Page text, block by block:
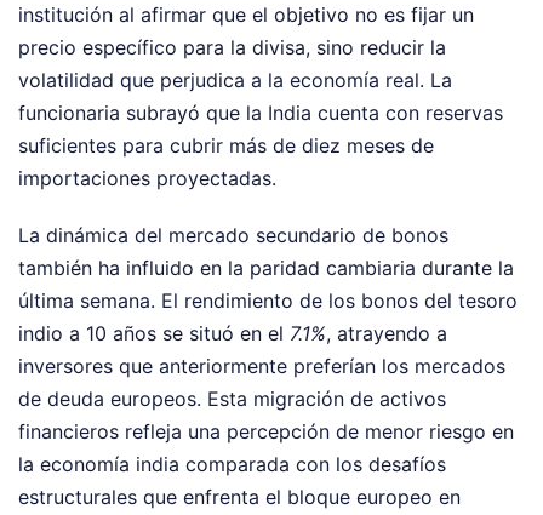
institución al afirmar que el objetivo no es fijar un
precio específico para la divisa, sino reducir la
volatilidad que perjudica a la economía real. La
funcionaria subrayó que la India cuenta con reservas
suficientes para cubrir más de diez meses de
importaciones proyectadas.
La dinámica del mercado secundario de bonos
también ha influido en la paridad cambiaria durante la
última semana. El rendimiento de los bonos del tesoro
indio a 10 años se situó en el 7.1%, atrayendo a
inversores que anteriormente preferían los mercados
de deuda europeos. Esta migración de activos
financieros refleja una percepción de menor riesgo en
la economía india comparada con los desafíos
estructurales que enfrenta el bloque europeo en